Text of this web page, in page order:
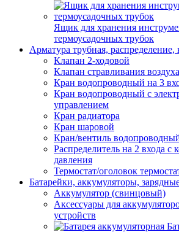
Ящик для хранения
термоусадочных трубок
Арматура трубная, распределение,
Клапан 2-ходовой
Клапан стравливания
Кран водопроводный на 3
Кран водопроводный с
управлением
Кран радиатора
Кран шаровой
Кран/вентиль
Распределитель на 2 входа с
давления
Термостат/оголовок
Батарейки, аккумуляторы,
Аккумулятор (свинцовый)
Аксессуары для
устройств